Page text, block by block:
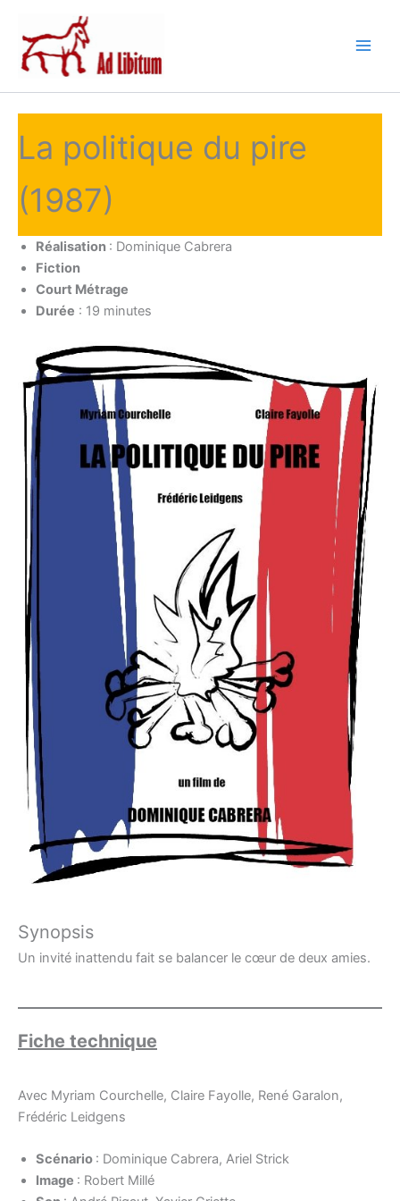
contenu
La politique du pire
(1987)
Réalisation : Dominique Cabrera
Fiction
Court Métrage
Durée : 19 minutes
Synopsis
Un invité inattendu fait se balancer le cœur de deux amies.
Fiche technique
Avec Myriam Courchelle, Claire Fayolle, René Garalon,
Frédéric Leidgens
Scénario : Dominique Cabrera, Ariel Strick
Image : Robert Millé